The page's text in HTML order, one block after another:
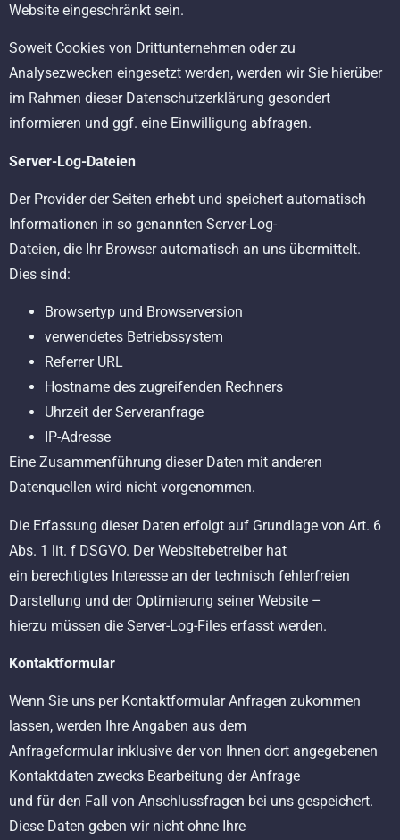
Website eingeschränkt sein.
Soweit Cookies von Drittunternehmen oder zu
Analysezwecken eingesetzt werden, werden wir Sie hierüber
im Rahmen dieser Datenschutzerklärung gesondert
informieren und ggf. eine Einwilligung abfragen.
Server-Log-Dateien
Der Provider der Seiten erhebt und speichert automatisch
Informationen in so genannten Server-Log-
Dateien, die Ihr Browser automatisch an uns übermittelt.
Dies sind:
Browsertyp und Browserversion
verwendetes Betriebssystem
Referrer URL
Hostname des zugreifenden Rechners
Uhrzeit der Serveranfrage
IP-Adresse
Eine Zusammenführung dieser Daten mit anderen
Datenquellen wird nicht vorgenommen.
Die Erfassung dieser Daten erfolgt auf Grundlage von Art. 6
Abs. 1 lit. f DSGVO. Der Websitebetreiber hat
ein berechtigtes Interesse an der technisch fehlerfreien
Darstellung und der Optimierung seiner Website –
hierzu müssen die Server-Log-Files erfasst werden.
Kontaktformular
Wenn Sie uns per Kontaktformular Anfragen zukommen
lassen, werden Ihre Angaben aus dem
Anfrageformular inklusive der von Ihnen dort angegebenen
Kontaktdaten zwecks Bearbeitung der Anfrage
und für den Fall von Anschlussfragen bei uns gespeichert.
Diese Daten geben wir nicht ohne Ihre